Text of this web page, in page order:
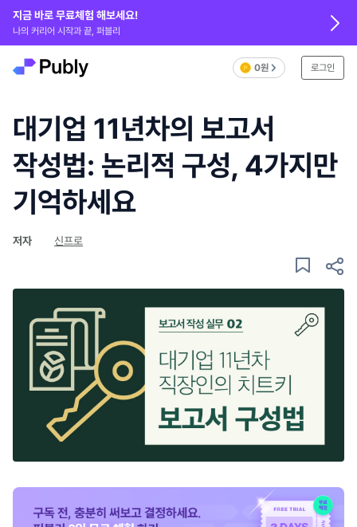
지금 바로 무료체험 해보세요!
나의 커리어 시작과 끝, 퍼블리
0원 로그인
대기업 11년차의 보고서
작성법: 논리적 구성, 4가지만
기억하세요
저자 신프로